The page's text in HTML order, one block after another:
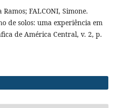
FALCONI, Simone.
de solos: uma experiência em
de América Central, v. 2, p.